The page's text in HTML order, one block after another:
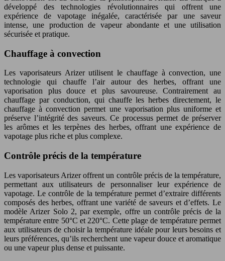
développé des technologies révolutionnaires qui offrent une
expérience de vapotage inégalée, caractérisée par une saveur
intense, une production de vapeur abondante et une utilisation
sécurisée et pratique.
Chauffage à convection
Les vaporisateurs Arizer utilisent le chauffage à convection, une
technologie qui chauffe l’air autour des herbes, offrant une
vaporisation plus douce et plus savoureuse. Contrairement au
chauffage par conduction, qui chauffe les herbes directement, le
chauffage à convection permet une vaporisation plus uniforme et
préserve l’intégrité des saveurs. Ce processus permet de préserver
les arômes et les terpènes des herbes, offrant une expérience de
vapotage plus riche et plus complexe.
Contrôle précis de la température
Les vaporisateurs Arizer offrent un contrôle précis de la température,
permettant aux utilisateurs de personnaliser leur expérience de
vapotage. Le contrôle de la température permet d’extraire différents
composés des herbes, offrant une variété de saveurs et d’effets. Le
modèle Arizer Solo 2, par exemple, offre un contrôle précis de la
température entre 50°C et 220°C. Cette plage de température permet
aux utilisateurs de choisir la température idéale pour leurs besoins et
leurs préférences, qu’ils recherchent une vapeur douce et aromatique
ou une vapeur plus dense et puissante.